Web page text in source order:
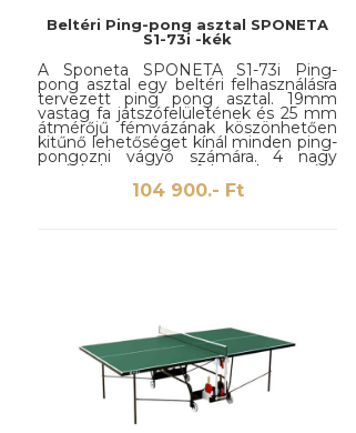
Beltéri Ping-pong asztal SPONETA
S1-73i -kék
A Sponeta SPONETA S1-73i Ping-
pong asztal egy beltéri felhasználásra
tervezett ping pong asztal. 19mm
vastag fa játszófelületének és 25 mm
átmérőjű fémvázának köszönhetően
kitűnő lehetőséget kínál minden ping-
pongozni vágyó számára. 4 nagy
kerékkel van felszerelve, így
mozgathatósága sem okoz
problémát. Mivel teljes egészében
104 900.- Ft